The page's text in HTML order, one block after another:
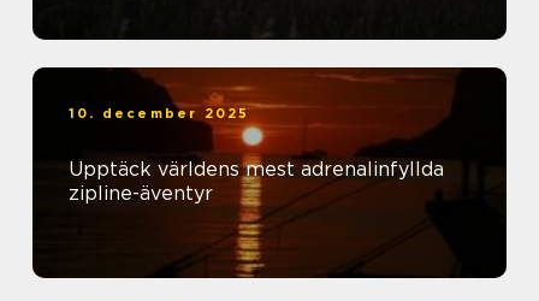
10. december 2025
Upptäck världens mest adrenalinfyllda
zipline-äventyr